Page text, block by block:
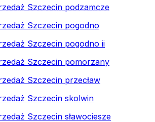
Szczecin podzamcze
Szczecin pogodno
Szczecin pogodno ii
Szczecin pomorzany
Szczecin przecław
Szczecin skolwin
Szczecin sławociesze